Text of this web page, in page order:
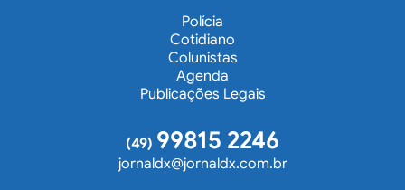
Polícia
Cotidiano
Colunistas
Agenda
Publicações Legais
(49) 99815 2246
jornaldx@jornaldx.com.br